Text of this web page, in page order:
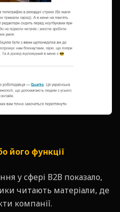
його функції
у сфері В2В показало,
читають матеріали, де
компанії.